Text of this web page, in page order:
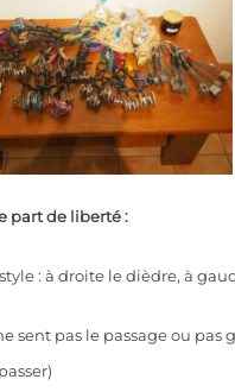
part de liberté :
: à droite le dièdre, à
pas le passage ou pas